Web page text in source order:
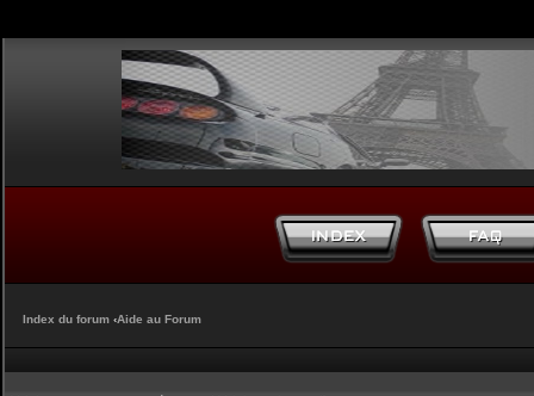
Index du forum ‹Aide au Forum